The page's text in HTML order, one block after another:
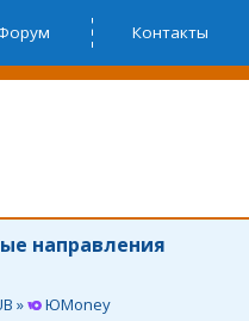
Контакты
направления
»
ЮMoney